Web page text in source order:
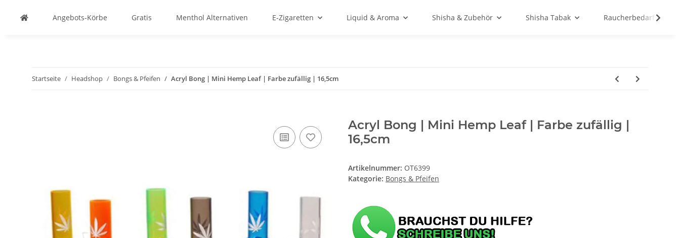
Angebots-Körbe Gratis Menthol Alternativen E-Zigaretten Liquid & Aroma Shisha & Zubehör Shisha Tabak Raucherbedarf
Startseite Headshop Bongs & Pfeifen Acryl Bong | Mini Hemp Leaf | Farbe zufällig | 16,5cm
Acryl Bong | Mini Hemp Leaf | Farbe zufällig |
16,5cm
Artikelnummer: OT6399
Kategorie: Bongs & Pfeifen